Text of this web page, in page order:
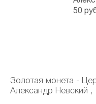
Золотая монета -
Александр Невский ,